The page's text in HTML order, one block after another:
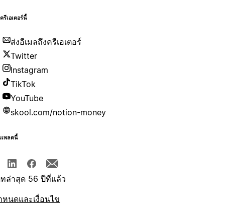
รีเอเตอร์นี้
ส่งอีเมลถึงครีเอเตอร์
Twitter
Instagram
TikTok
YouTube
skool.com/notion-money
เพลตนี้
ทล่าสุด 56 ปีที่แล้ว
นดและเงื่อนไข